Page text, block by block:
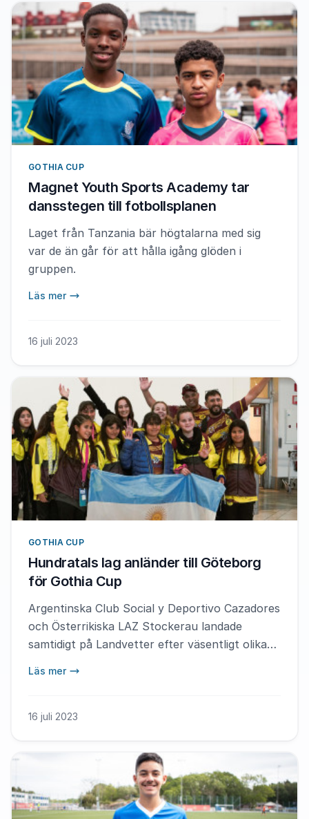
GOTHIA CUP
Magnet Youth Sports Academy tar
dansstegen till fotbollsplanen
Laget från Tanzania bär högtalarna med sig
var de än går för att hålla igång glöden i
gruppen.
Läs mer
16 juli 2023
GOTHIA CUP
Hundratals lag anländer till Göteborg
för Gothia Cup
Argentinska Club Social y Deportivo Cazadores
och Österrikiska LAZ Stockerau landade
samtidigt på Landvetter efter väsentligt olika
Läs mer
16 juli 2023